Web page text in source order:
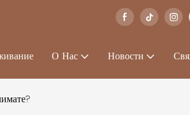
О Нас Новости